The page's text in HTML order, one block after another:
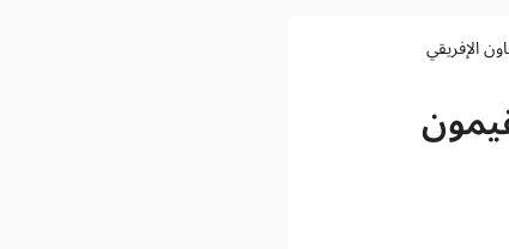
الإفريقي